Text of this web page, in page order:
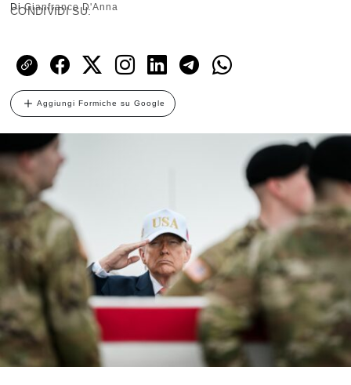
DiGianfranco D'Anna
CONDIVIDI SU:
Aggiungi Formiche su Google